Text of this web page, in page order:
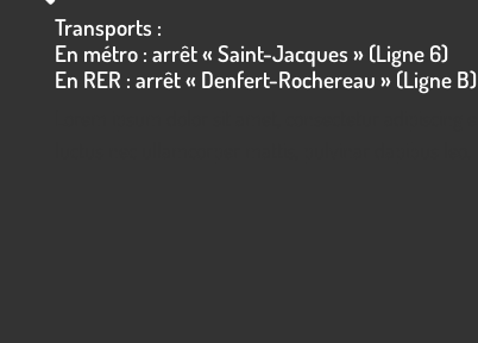
Transports :
En métro : arrêt « Saint-Jacques » (Ligne 6)
En RER : arrêt « Denfert-Rochereau » (Ligne B)